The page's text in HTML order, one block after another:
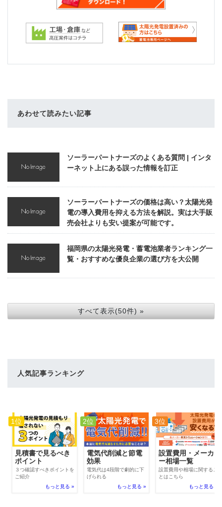
あわせて読みたい記事
ソーラーパートナーズのよくある質問 | インタ
ーネット上にある誤った情報を訂正
ソーラーパートナーズの価格は高い？太陽光発
電の導入費用を抑える方法を解説。実は大手販
売会社よりも安い提案が可能です。
福岡県の太陽光発電・蓄電池業者ランキング一
覧・おすすめな優良企業の選び方を大公開
すべて表示(50件) »
人気記事ランキング
1位
見積書で見るべき
ポイント
３つ確認すべきポイントを
ご紹介
もっと見る »
2位
電気代削減と節電
効果
電気代は4段階で劇的に下
げられる
もっと見る »
3位
設置費用・メーカ
ー相場一覧
設置費用や相場に関するこ
とはこちら
もっと見る »